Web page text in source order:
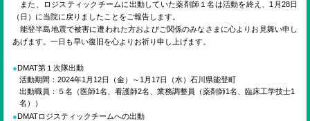
ご意見・ご要望
また、ロジスティックチームに出動していた薬剤師１名は活動を終え、1月28日
（日）に当院に戻りましたことをご報告します。
能登半島地震で被害に遭われた方およびご関係のみなさまに心よりお見舞い申し
あげます。一日も早い復旧を心よりお祈り申し上げます。
DMAT第１次隊出動
活動期間：2024年1月12日（金）～1月17日（水）石川県能登町
出動職員：５名（医師1名、看護師2名、業務調整員（薬剤師1名、臨床工学技士1
名））
DMATロジスティックチームへの出動